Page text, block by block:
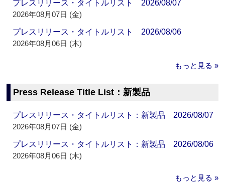
プレスリリース・タイトルリスト 2026/08/07
2026年08月07日 (金)
プレスリリース・タイトルリスト 2026/08/06
2026年08月06日 (木)
もっと見る »
Press Release Title List：新製品
プレスリリース・タイトルリスト：新製品 2026/08/07
2026年08月07日 (金)
プレスリリース・タイトルリスト：新製品 2026/08/06
2026年08月06日 (木)
もっと見る »